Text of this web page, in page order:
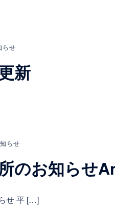
らせ
新
らせ
のお知らせ
せ 平 […]